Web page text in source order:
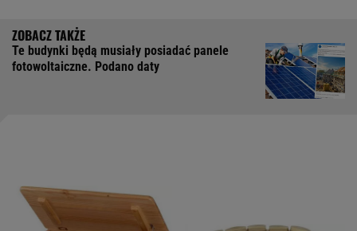
Te budynki będą musiały posiadać panele
fotowoltaiczne. Podano daty